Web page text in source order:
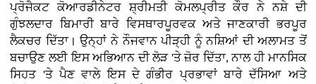
ਪ੍ਰੋਜੈਕਟ ਕੋਆਰਡੀਨੇਟਰ ਸ਼੍ਰੀਮਤੀ ਕੋਮਲਪ੍ਰੀਤ ਕੌਰ ਨੇ ਨਸ਼ੇ ਦੀ
ਗੁੰਝਲਦਾਰ ਬਿਮਾਰੀ ਬਾਰੇ ਵਿਸਥਾਰਪੂਰਵਕ ਅਤੇ ਜਾਣਕਾਰੀ ਭਰਪੂਰ
ਲੈਕਚਰ ਦਿੱਤਾ। ਉਨ੍ਹਾਂ ਨੇ ਨੌਜਵਾਨ ਪੀੜ੍ਹੀ ਨੂੰ ਨਸ਼ਿਆਂ ਦੀ ਅਲਾਮਤ ਤੋਂ
ਬਚਾਉਣ ਲਈ ਇਸ ਅਭਿਆਨ ਦੀ ਲੋੜ 'ਤੇ ਜ਼ੋਰ ਦਿੱਤਾ, ਨਾਲ ਹੀ ਮਾਨਸਿਕ
ਸਿਹਤ 'ਤੇ ਪੈਣ ਵਾਲੇ ਇਸ ਦੇ ਗੰਭੀਰ ਪ੍ਰਭਾਵਾਂ ਬਾਰੇ ਦੱਸਿਆ ਅਤੇ